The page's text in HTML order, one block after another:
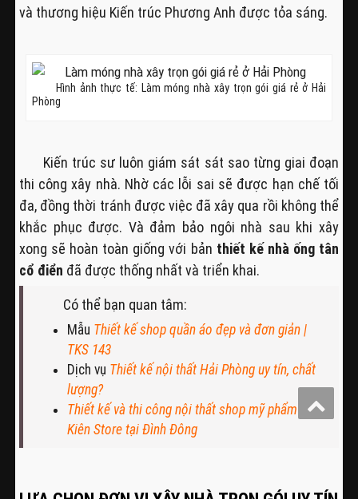
và thương hiệu Kiến trúc Phương Anh được tỏa sáng.
Hình ảnh thực tế: Làm móng nhà xây trọn gói giá rẻ ở Hải
Phòng
Kiến trúc sư luôn giám sát sát sao từng giai đoạn
thi công xây nhà. Nhờ các lỗi sai sẽ được hạn chế tối
đa, đồng thời tránh được việc đã xây qua rồi không thể
khắc phục được. Và đảm bảo ngôi nhà sau khi xây
xong sẽ hoàn toàn giống với bản thiết kế nhà ống tân
cổ điển đã được thống nhất và triển khai.
Có thể bạn quan tâm:
Mẫu Thiết kế shop quần áo đẹp và đơn giản |
TKS 143
Dịch vụ Thiết kế nội thất Hải Phòng uy tín, chất
lượng?
Thiết kế và thi công nội thất shop mỹ phẩm
Kiên Store tại Đình Đông